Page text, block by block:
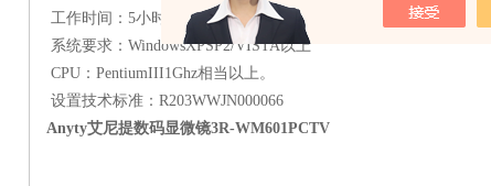
工作时间：5小时左右
系统要求：WindowsXPSP2/VISTA以上
CPU：PentiumIII1Ghz相当以上。
设置技术标准：R203WWJN000066
Anyty艾尼提数码显微镜3R-WM601PCTV